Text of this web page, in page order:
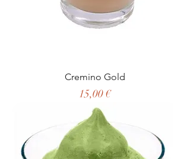
Cremino Gold
Цена
15,00 €